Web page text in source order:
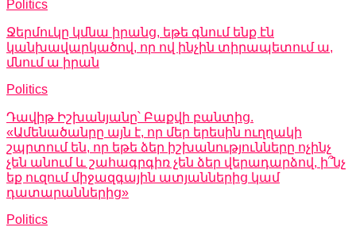
Politics
Ջերմուկը կմնա իրանց, եթե գնում ենք էն
կանխավարկածով, որ ով ինչին տիրապետում ա,
մնում ա իրան
Politics
Դավիթ Իշխանյանը՝ Բաքվի բանտից.
«Ամենածանրը այն է, որ մեր երեսին ուղղակի
շպրտում են, որ եթե ձեր իշխանությունները ոչինչ
չեն անում և շահագրգիռ չեն ձեր վերադարձով, ի՞նչ
եք ուզում միջազգային ատյաններից կամ
դատարաններից»
Politics